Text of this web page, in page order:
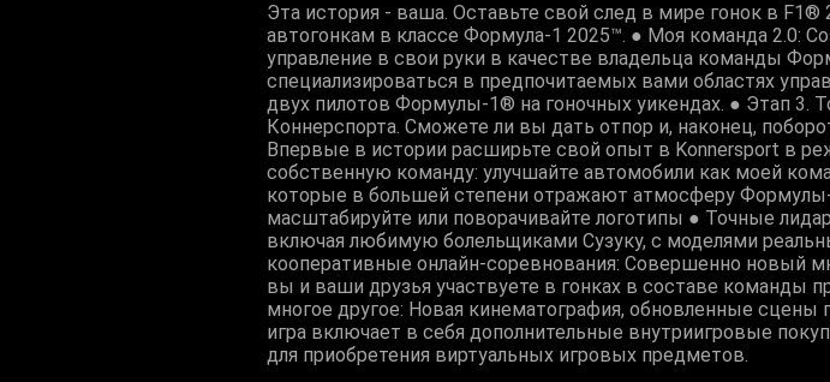
Эта история - ваша. Оставьте свой след в мире гонок в
автогонкам в классе Формула-1 2025™. ● Моя команда 2.0:
управление в свои руки в качестве владельца команды
специализироваться в предпочитаемых вами областях
двух пилотов Формулы-1® на гоночных уикендах. ● Этап 3.
Коннерспорта. Сможете ли вы дать отпор и, наконец,
Впервые в истории расширьте свой опыт в Konnersport в
собственную команду: улучшайте автомобили как моей
которые в большей степени отражают атмосферу
масштабируйте или поворачивайте логотипы ● Точные
включая любимую болельщиками Сузуку, с моделями
кооперативные онлайн-соревнования: Совершенно новый
вы и ваши друзья участвуете в гонках в составе команды
многое другое: Новая кинематография, обновленные
игра включает в себя дополнительные внутриигровые
для приобретения виртуальных игровых предметов.